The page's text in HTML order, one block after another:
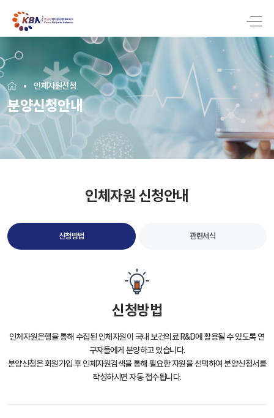
인체자원신청
분양신청안내
인체자원 신청안내
신청방법 관련서식
신청방법
인체자원은행을 통해 수집된 인체자원이 국내 보건의료 R&D에 활용될 수 있도록 연
구자들에게 분양하고 있습니다.
분양신청은 회원가입 후 인체자원검색을 통해 필요한 자원을 선택하여 분양신청서를
작성하시면 자동 접수됩니다.